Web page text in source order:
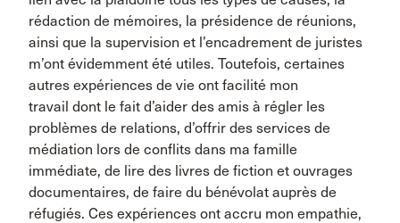
rédaction de mémoires, la présidence de réunions,
ainsi que la supervision et l’encadrement de juristes
m’ont évidemment été utiles. Toutefois, certaines
autres expériences de vie ont facilité mon
travail dont le fait d’aider des amis à régler les
problèmes de relations, d’offrir des services de
médiation lors de conflits dans ma famille
immédiate, de lire des livres de fiction et ouvrages
documentaires, de faire du bénévolat auprès de
réfugiés. Ces expériences ont accru mon empathie,